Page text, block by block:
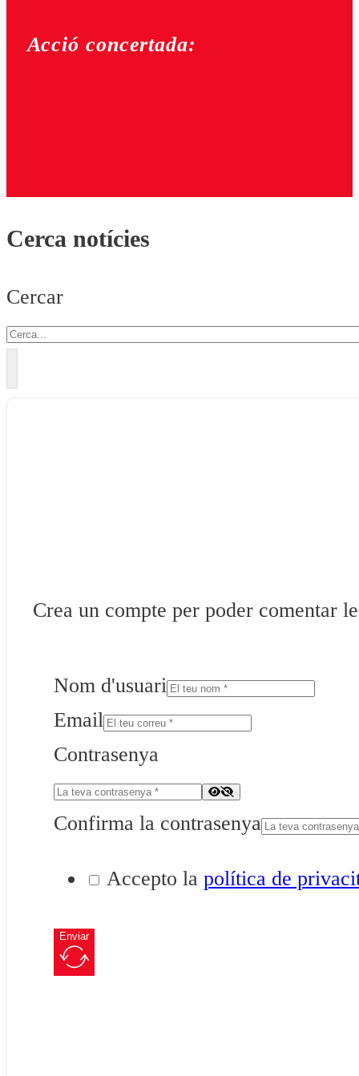
Acció concertada:
Cerca notícies
Cercar
Crea un compte per poder comentar
Nom d'usuari
Email
Contrasenya
Confirma la contrasenya
Accepto la política de
Enviar